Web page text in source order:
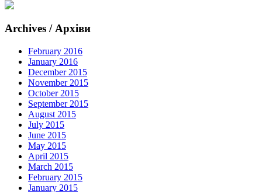
Archives / Архіви
February 2016
January 2016
December 2015
November 2015
October 2015
September 2015
August 2015
July 2015
June 2015
May 2015
April 2015
March 2015
February 2015
January 2015